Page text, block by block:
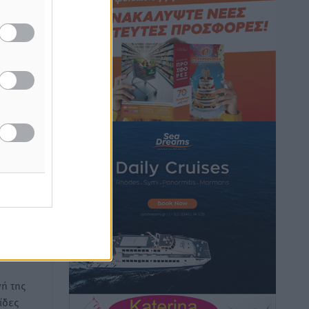
της
Τοπικές Ειδήσεις πριν 5 ώρες
Iατρικός Σύλλογος Ροδου προς Α.
Γεωργιάδη: Στρατηγικές Προτάσεις για
την Ενίσχυση της Δημόσιας Υγείας στη
Νησιωτική Ελλάδα και στα
Νοσοκομεία της Γ΄ Ζώνης
πριν 5 ώρες
Πάνθηρες: Ξεκίνησαν αισιόδοξοι για
την παρθενική “πτήση” τους
πριν 5 ώρες
Άρης Αρχαγγέλου: Στο πλευρό του
άτυχου Ιάκωβου Θωμά
Αθλητικά• πριν 5 ώρες